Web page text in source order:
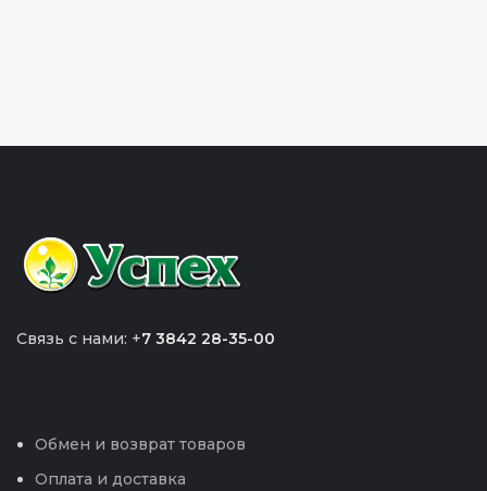
Связь с нами: +7 3842 28-35-00
Обмен и возврат товаров
Оплата и доставка